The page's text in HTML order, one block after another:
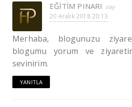
EĞİTİM PINARI
20 Aralık 2018 20:13
Merhaba, blogunuzu
blogumu yorum ve
sevinirim.
YANITLA